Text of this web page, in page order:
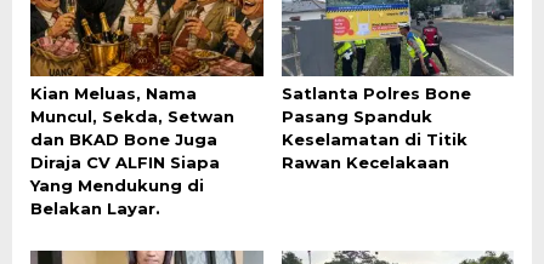
Kian Meluas, Nama
Muncul, Sekda, Setwan
dan BKAD Bone Juga
Diraja CV ALFIN Siapa
Yang Mendukung di
Belakan Layar.
Satlanta Polres Bone
Pasang Spanduk
Keselamatan di Titik
Rawan Kecelakaan